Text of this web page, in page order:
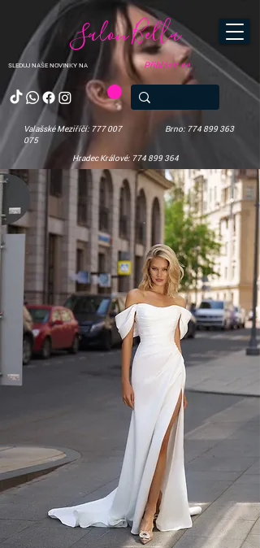
SLEDUJ NAŠE NOVINKY NA
Salon Bella
Valašské Meziříčí: 777 007
075
Brno: 774 899 363
Hradec Králové: 774 899 364
Přihlásit se